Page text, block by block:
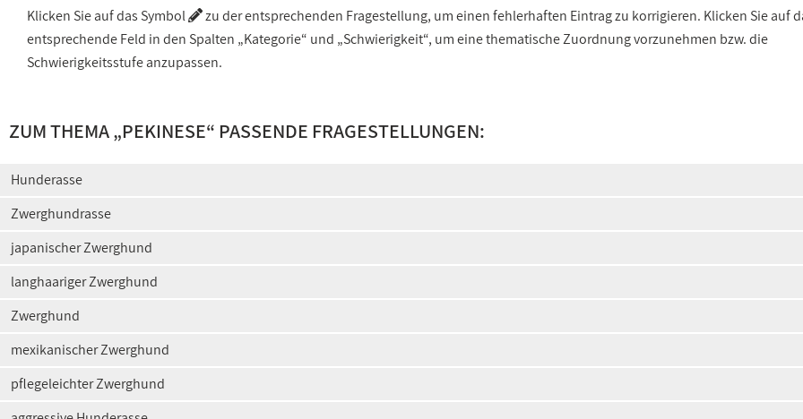
Klicken Sie auf das Symbol
zu der entsprechenden Fragestellung, um einen fehlerhaften Eintrag zu korrigieren. Klicken Sie auf
entsprechende Feld in den Spalten „Kategorie“ und „Schwierigkeit“, um eine thematische Zuordnung vorzunehmen bzw. die
Schwierigkeitsstufe anzupassen.
ZUM THEMA „PEKINESE“ PASSENDE FRAGESTELLUNGEN:
Hunderasse
Zwerghundrasse
japanischer Zwerghund
langhaariger Zwerghund
Zwerghund
mexikanischer Zwerghund
pflegeleichter Zwerghund